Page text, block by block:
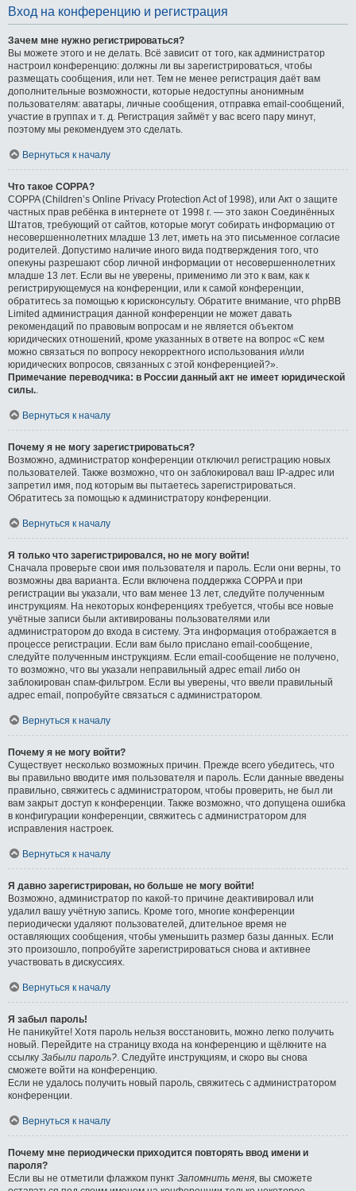
Вход на конференцию и регистрация
Зачем мне нужно регистрироваться?
Вы можете этого и не делать. Всё зависит от того, как администратор
настроил конференцию: должны ли вы зарегистрироваться, чтобы
размещать сообщения, или нет. Тем не менее регистрация даёт вам
дополнительные возможности, которые недоступны анонимным
пользователям: аватары, личные сообщения, отправка email-сообщений,
участие в группах и т. д. Регистрация займёт у вас всего пару минут,
поэтому мы рекомендуем это сделать.
Вернуться к началу
Что такое COPPA?
COPPA (Children’s Online Privacy Protection Act of 1998), или Акт о защите
частных прав ребёнка в интернете от 1998 г. — это закон Соединённых
Штатов, требующий от сайтов, которые могут собирать информацию от
несовершеннолетних младше 13 лет, иметь на это письменное согласие
родителей. Допустимо наличие иного вида подтверждения того, что
опекуны разрешают сбор личной информации от несовершеннолетних
младше 13 лет. Если вы не уверены, применимо ли это к вам, как к
регистрирующемуся на конференции, или к самой конференции,
обратитесь за помощью к юрисконсульту. Обратите внимание, что phpBB
Limited администрация данной конференции не может давать
рекомендаций по правовым вопросам и не является объектом
юридических отношений, кроме указанных в ответе на вопрос «С кем
можно связаться по вопросу некорректного использования и/или
юридических вопросов, связанных с этой конференцией?».
Примечание переводчика: в России данный акт не имеет юридической
силы.
Вернуться к началу
Почему я не могу зарегистрироваться?
Возможно, администратор конференции отключил регистрацию новых
пользователей. Также возможно, что он заблокировал ваш IP-адрес или
запретил имя, под которым вы пытаетесь зарегистрироваться.
Обратитесь за помощью к администратору конференции.
Вернуться к началу
Я только что зарегистрировался, но не могу войти!
Сначала проверьте свои имя пользователя и пароль. Если они верны, то
возможны два варианта. Если включена поддержка COPPA и при
регистрации вы указали, что вам менее 13 лет, следуйте полученным
инструкциям. На некоторых конференциях требуется, чтобы все новые
учётные записи были активированы пользователями или
администратором до входа в систему. Эта информация отображается в
процессе регистрации. Если вам было прислано email-сообщение,
следуйте полученным инструкциям. Если email-сообщение не получено,
то возможно, что вы указали неправильный адрес email либо он
заблокирован спам-фильтром. Если вы уверены, что ввели правильный
адрес email, попробуйте связаться с администратором.
Вернуться к началу
Почему я не могу войти?
Существует несколько возможных причин. Прежде всего убедитесь, что
вы правильно вводите имя пользователя и пароль. Если данные введены
правильно, свяжитесь с администратором, чтобы проверить, не был ли
вам закрыт доступ к конференции. Также возможно, что допущена ошибка
в конфигурации конференции, свяжитесь с администратором для
исправления настроек.
Вернуться к началу
Я давно зарегистрирован, но больше не могу войти!
Возможно, администратор по какой-то причине деактивировал или
удалил вашу учётную запись. Кроме того, многие конференции
периодически удаляют пользователей, длительное время не
оставляющих сообщения, чтобы уменьшить размер базы данных. Если
это произошло, попробуйте зарегистрироваться снова и активнее
участвовать в дискуссиях.
Вернуться к началу
Я забыл пароль!
Не паникуйте! Хотя пароль нельзя восстановить, можно легко получить
новый. Перейдите на страницу входа на конференцию и щёлкните на
ссылку Забыли пароль? . Следуйте инструкциям, и скоро вы снова
сможете войти на конференцию.
Если не удалось получить новый пароль, свяжитесь с администратором
конференции.
Вернуться к началу
Почему мне периодически приходится повторять ввод имени и
пароля?
Если вы не отметили флажком пункт Запомнить меня , вы сможете